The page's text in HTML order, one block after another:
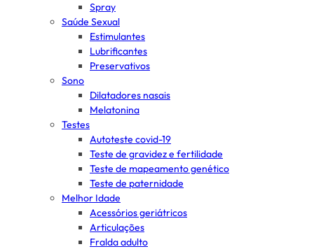
Spray
Saúde Sexual
Estimulantes
Lubrificantes
Preservativos
Sono
Dilatadores nasais
Melatonina
Testes
Autoteste covid-19
Teste de gravidez e fertilidade
Teste de mapeamento genético
Teste de paternidade
Melhor Idade
Acessórios geriátricos
Articulações
Fralda adulto